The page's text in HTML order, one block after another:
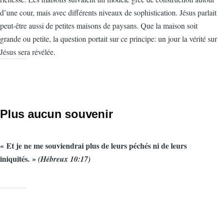
d’une cour, mais avec différents niveaux de sophistication. Jésus parlait
peut-être aussi de petites maisons de paysans. Que la maison soit
grande ou petite, la question portait sur ce principe: un jour la vérité sur
Jésus sera révélée.
Plus aucun souvenir
« Et je ne me souviendrai plus de leurs péchés ni de leurs
iniquités. »(Hébreux 10:17)